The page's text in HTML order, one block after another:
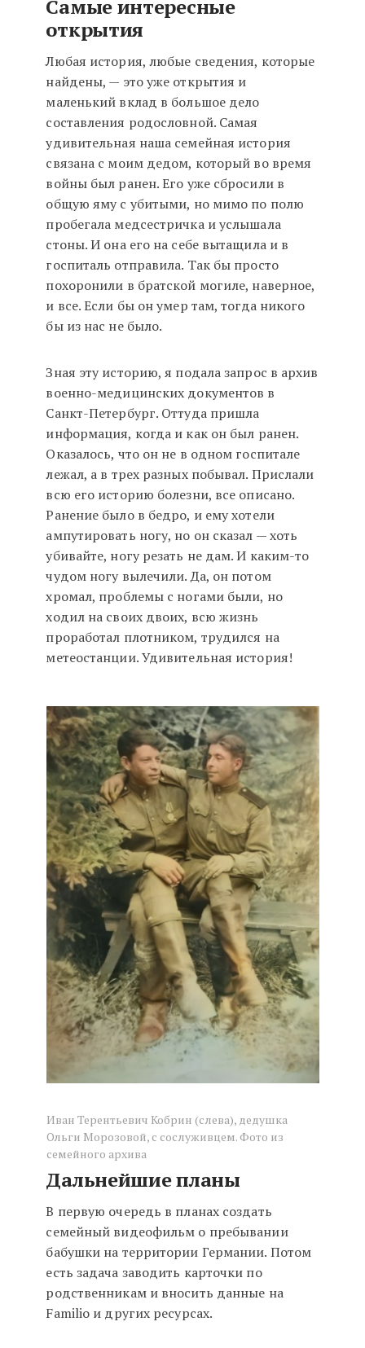
Самые интересные
открытия
Любая история, любые сведения, которые
найдены, — это уже открытия и
маленький вклад в большое дело
составления родословной. Самая
удивительная наша семейная история
связана с моим дедом, который во время
войны был ранен. Его уже сбросили в
общую яму с убитыми, но мимо по полю
пробегала медсестричка и услышала
стоны. И она его на себе вытащила и в
госпиталь отправила. Так бы просто
похоронили в братской могиле, наверное,
и все. Если бы он умер там, тогда никого
бы из нас не было.
Зная эту историю, я подала запрос в архив
военно-медицинских документов в
Санкт-Петербург. Оттуда пришла
информация, когда и как он был ранен.
Оказалось, что он не в одном госпитале
лежал, а в трех разных побывал. Прислали
всю его историю болезни, все описано.
Ранение было в бедро, и ему хотели
ампутировать ногу, но он сказал — хоть
убивайте, ногу резать не дам. И каким-то
чудом ногу вылечили. Да, он потом
хромал, проблемы с ногами были, но
ходил на своих двоих, всю жизнь
проработал плотником, трудился на
метеостанции. Удивительная история!
Иван Терентьевич Кобрин (слева), дедушка
Ольги Морозовой, с сослуживцем. Фото из
семейного архива
Дальнейшие планы
В первую очередь в планах создать
семейный видеофильм о пребывании
бабушки на территории Германии. Потом
есть задача заводить карточки по
родственникам и вносить данные на
Familio и других ресурсах.